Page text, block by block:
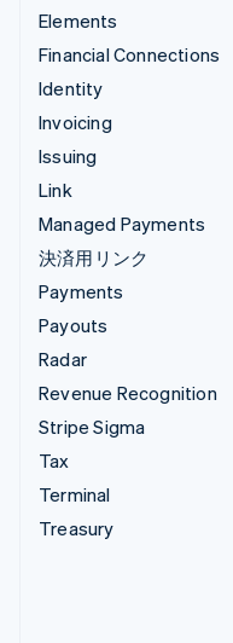
Elements
Financial Connections
Identity
Invoicing
Issuing
Link
Managed Payments
決済用リンク
Payments
Payouts
Radar
Revenue Recognition
Stripe Sigma
Tax
Terminal
Treasury